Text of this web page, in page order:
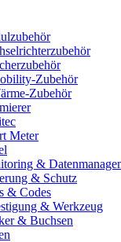
Zubehör
Zubehör
Meter
&
& Schutz
& Codes
& Werkzeug
& Buchsen